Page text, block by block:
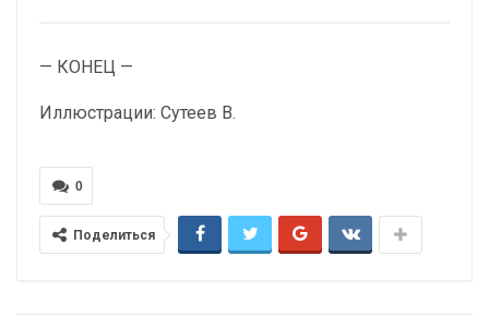
— КОНЕЦ —
Иллюстрации: Сутеев В.
0
Поделиться